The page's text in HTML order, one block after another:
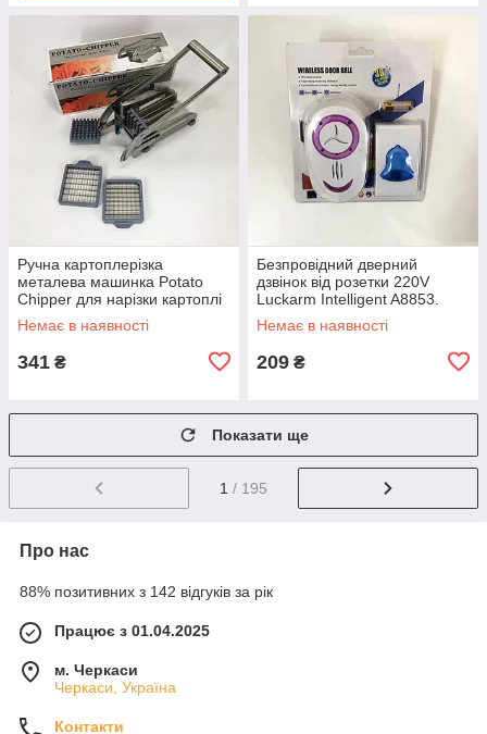
Ручна картоплерізка
металева машинка Potato
Chipper для нарізки картоплі
фрі UN12-15 MX-65
Немає в наявності
341 ₴
Безпровідний дверний
дзвінок від розетки 220V
Luckarm Intelligent A8853.
Колір рожевий DS-10
Немає в наявності
209 ₴
Показати ще
1 / 195
Про нас
88% позитивних з 142 відгуків за рік
Працює з 01.04.2025
м. Черкаси
Черкаси, Україна
Контакти